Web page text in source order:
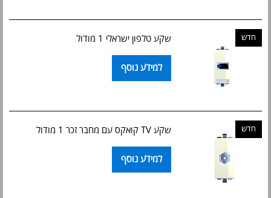
חדש שקע טלפון ישראלי 1 מודול
למידע נוסף
חדש שקע TV קואקס עם מחבר זכר 1 מודול
למידע נוסף